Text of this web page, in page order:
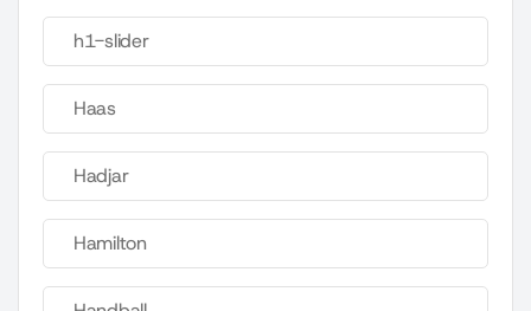
h1-slider
Haas
Hadjar
Hamilton